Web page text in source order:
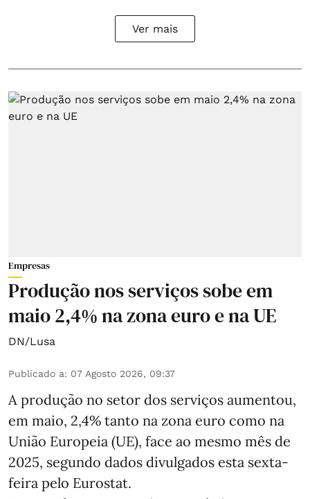
Ver mais
Empresas
Produção nos serviços sobe em
maio 2,4% na zona euro e na UE
DN/Lusa
Publicado a: 07 Agosto 2026, 09:37
A produção no setor dos serviços aumentou,
em maio, 2,4% tanto na zona euro como na
União Europeia (UE), face ao mesmo mês de
2025, segundo dados divulgados esta sexta-
feira pelo Eurostat.